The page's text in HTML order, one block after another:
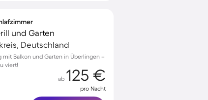
und Garten
Deutschland
Balkon und Garten in Überlingen –
viert!
ab 125 €
pro Nacht